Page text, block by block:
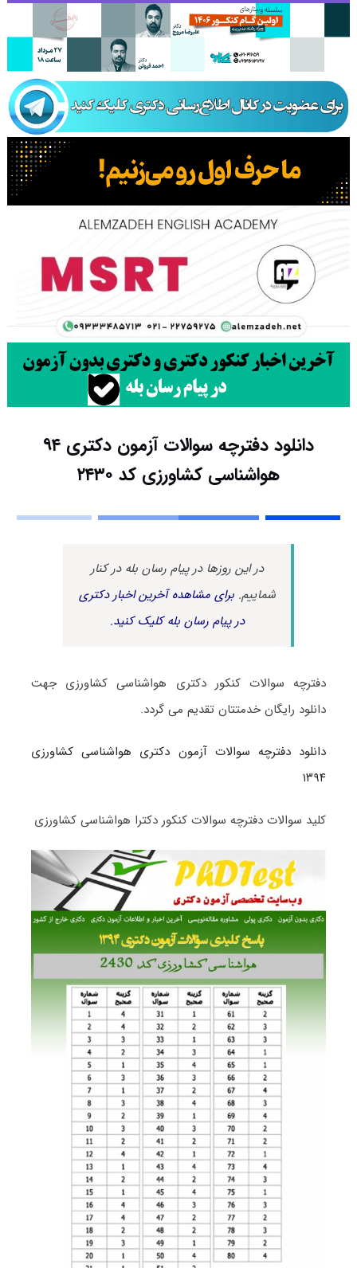
دانلود دفترچه سوالات آزمون دکتری ۹۴
هواشناسی کشاورزی کد ۲۴۳۰
در این روزها در پیام رسان بله در کنار
شماییم.برای مشاهده آخرین اخبار دکتری
در پیام رسان بله کلیک کنید.
دفترچه سوالات کنکور دکتری هواشناسی کشاورزی جهت
دانلود رایگان خدمتتان تقدیم می گردد.
دانلود دفترچه سوالات آزمون دکتری هواشناسی کشاورزی
۱۳۹۴
کلید سوالات دفترچه سوالات کنکور دکترا هواشناسی کشاورزی